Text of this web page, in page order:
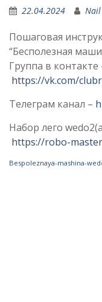
22.04.2024 Nail
Пошаговая
“Бесполезная
Группа в контакте
https://vk.com/
Телеграм канал –
Набор лего
https://robo-
Bespoleznaya-mashina-